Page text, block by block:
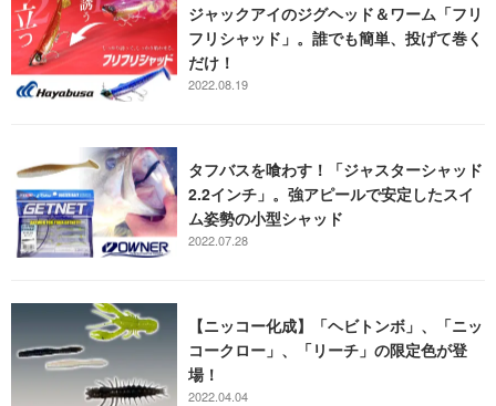
ジャックアイのジグヘッド＆ワーム「フリ
フリシャッド」。誰でも簡単、投げて巻く
だけ！
2022.08.19
タフバスを喰わす！「ジャスターシャッド
2.2インチ」。強アピールで安定したスイ
ム姿勢の小型シャッド
2022.07.28
【ニッコー化成】「ヘビトンボ」、「ニッ
コークロー」、「リーチ」の限定色が登
場！
2022.04.04